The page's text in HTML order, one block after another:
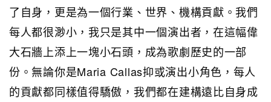
了自身，更是為一個行業、世界、機構貢獻。我們
每人都很渺小，我只是其中一個演出者，在這幅偉
大石牆上添上一塊小石頭，成為歌劇歷史的一部
份。無論你是Maria Callas抑或演出小角色，每人
的貢獻都同樣值得驕傲，我們都在建構遠比自身成